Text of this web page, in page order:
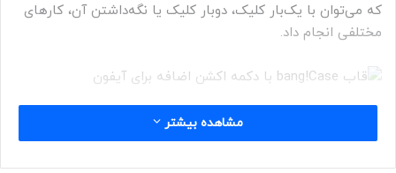
که می‌توان با یک‌بار کلیک، دوبار کلیک یا نگه‌داشتن آن، کارهای
مختلفی انجام داد.
مشاهده بیشتر